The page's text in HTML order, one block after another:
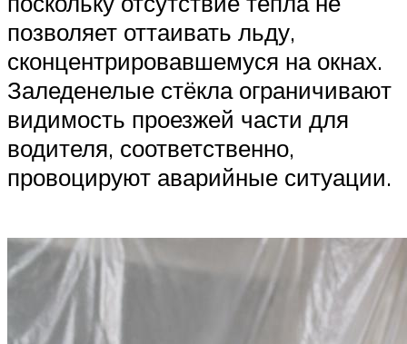
позволяет оттаивать льду,
сконцентрировавшемуся на окнах.
Заледенелые стёкла ограничивают
видимость проезжей части для
водителя, соответственно,
провоцируют аварийные ситуации.